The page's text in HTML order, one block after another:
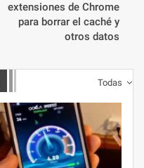
extensiones de Chrome
para borrar el caché y
otros datos
Todas